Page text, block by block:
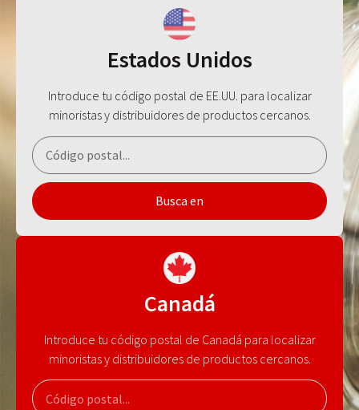
Estados Unidos
Introduce tu código postal de EE.UU. para localizar
minoristas y distribuidores de productos cercanos.
Busca en
Canadá
Introduce tu código postal de Canadá para localizar
minoristas y distribuidores de productos cercanos.